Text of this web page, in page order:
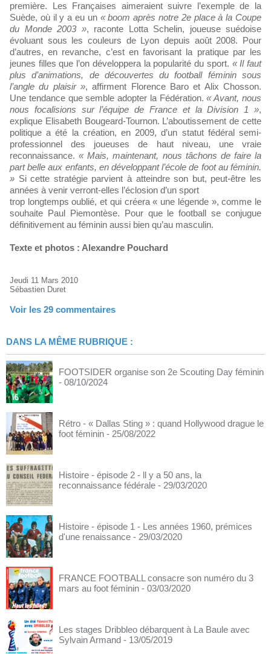
première. Les Françaises aimeraient suivre l’exemple de la
Suède, où il y a eu un « boom après notre 2e place à la Coupe
du Monde 2003 », raconte Lotta Schelin, joueuse suédoise
évoluant sous les couleurs de Lyon depuis août 2008. Pour
d’autres, en revanche, c’est en favorisant la pratique par les
jeunes filles que l’on développera la popularité du sport. « Il faut
plus d’animations, de découvertes du football féminin sous
l’angle du plaisir », affirment Florence Baro et Alix Chosson.
Une tendance que semble adopter la Fédération.« Avant, nous
nous focalisions sur l’équipe de France et la Division 1 »,
explique Elisabeth Bougeard-Tournon. L’aboutissement de cette
politique a été la création, en 2009, d’un statut fédéral semi-
professionnel des joueuses de haut niveau, une vraie
reconnaissance.« Mais, maintenant, nous tâchons de faire la
part belle aux enfants, en développant l’école de foot au féminin.
» Si cette stratégie parvient à atteindre son but, peut-être les
années à venir verront-elles l’éclosion d’un sport
trop longtemps oublié, et qui créera « une légende », comme le
souhaite Paul Piemontèse. Pour que le football se conjugue
définitivement au féminin aussi bien qu’au masculin.
Texte et photos : Alexandre Pouchard
Jeudi 11 Mars 2010
Sébastien Duret
Voir les 29 commentaires
DANS LA MÊME RUBRIQUE :
FOOTSIDER organise son 2e Scouting Day féminin
- 08/10/2024
Rétro - « Dallas Sting » : quand Hollywood drague le
foot féminin - 25/08/2022
Histoire - épisode 2 - ll y a 50 ans, la
reconnaissance fédérale - 29/03/2020
Histoire - épisode 1 - Les années 1960, prémices
d'une renaissance - 29/03/2020
FRANCE FOOTBALL consacre son numéro du 3
mars au foot féminin - 03/03/2020
Les stages Dribbleo débarquent à La Baule avec
Sylvain Armand - 13/05/2019